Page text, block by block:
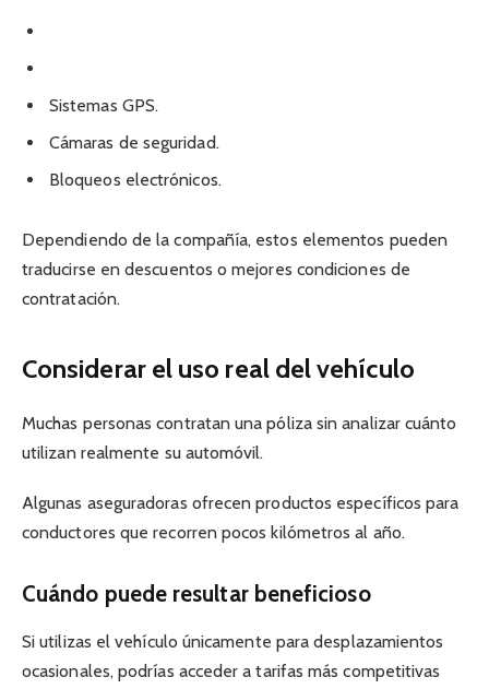
Sistemas GPS.
Cámaras de seguridad.
Bloqueos electrónicos.
Dependiendo de la compañía, estos elementos pueden
traducirse en descuentos o mejores condiciones de
contratación.
Considerar el uso real del vehículo
Muchas personas contratan una póliza sin analizar cuánto
utilizan realmente su automóvil.
Algunas aseguradoras ofrecen productos específicos para
conductores que recorren pocos kilómetros al año.
Cuándo puede resultar beneficioso
Si utilizas el vehículo únicamente para desplazamientos
ocasionales, podrías acceder a tarifas más competitivas